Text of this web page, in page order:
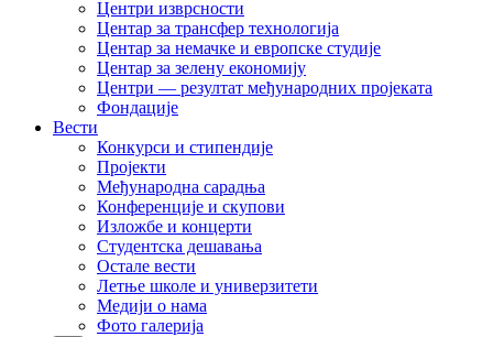
Центри изврсности
Центар за трансфер технологија
Центар за немачке и европске студије
Центар за зелену економију
Центри — резултат међународних пројеката
Фондације
Вести
Конкурси и стипендије
Пројекти
Међународна сарадња
Конференције и скупови
Изложбе и концерти
Студентска дешавања
Остале вести
Летње школе и универзитети
Медији о нама
Фото галерија